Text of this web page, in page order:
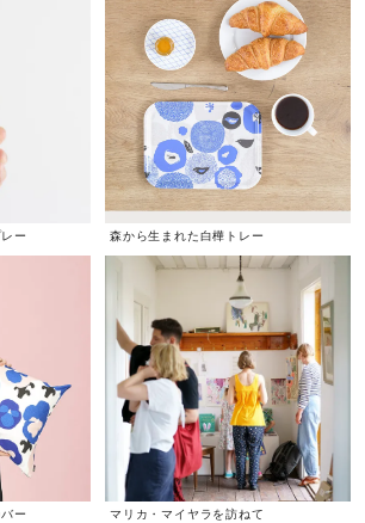
ー 森から生まれた白樺トレー
ー マリカ・マイヤラを訪ねて